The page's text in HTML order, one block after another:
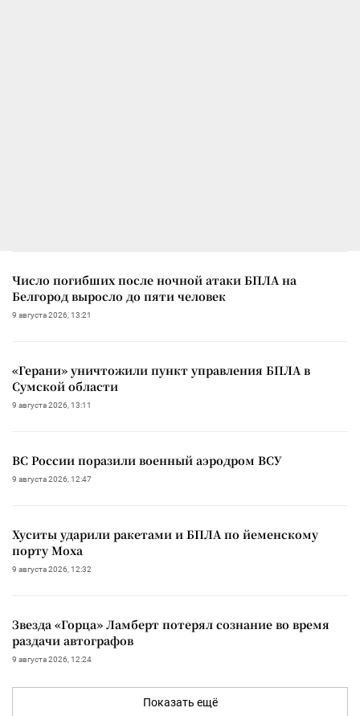
Число погибших после ночной атаки БПЛА на
Белгород выросло до пяти человек
9 августа 2026, 13:21
«Герани» уничтожили пункт управления БПЛА в
Сумской области
9 августа 2026, 13:11
ВС России поразили военный аэродром ВСУ
9 августа 2026, 12:47
Хуситы ударили ракетами и БПЛА по йеменскому
порту Моха
9 августа 2026, 12:32
Звезда «Горца» Ламберт потерял сознание во время
раздачи автографов
9 августа 2026, 12:24
Показать ещё